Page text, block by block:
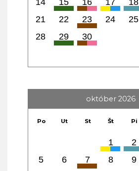
21
22 23 24 25
28
29 30
október 2026
Po Ut St Št Pi
1 2
5
6 7 8 9